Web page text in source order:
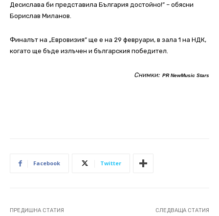
Десислава би представила България достойно!” – обясни
Борислав Миланов.
Финалът на „Евровизия” ще е на 29 февруари, в зала 1 на НДК,
когато ще бъде излъчен и българския победител.
Снимки: PR NewMusic Stars
Facebook Twitter
ПРЕДИШНА СТАТИЯ СЛЕДВАЩА СТАТИЯ